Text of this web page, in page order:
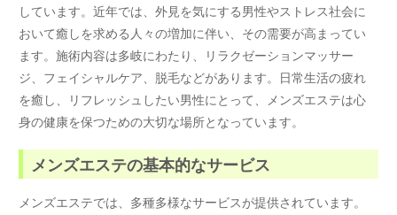
しています。近年では、外見を気にする男性やストレス社会に
おいて癒しを求める人々の増加に伴い、その需要が高まってい
ます。施術内容は多岐にわたり、リラクゼーションマッサー
ジ、フェイシャルケア、脱毛などがあります。日常生活の疲れ
を癒し、リフレッシュしたい男性にとって、メンズエステは心
身の健康を保つための大切な場所となっています。
メンズエステの基本的なサービス
メンズエステでは、多種多様なサービスが提供されています。